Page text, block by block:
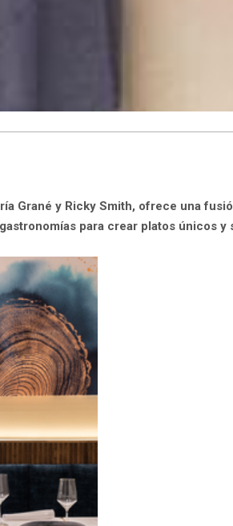
Grané y Ricky Smith, ofrece una
para crear platos únicos y